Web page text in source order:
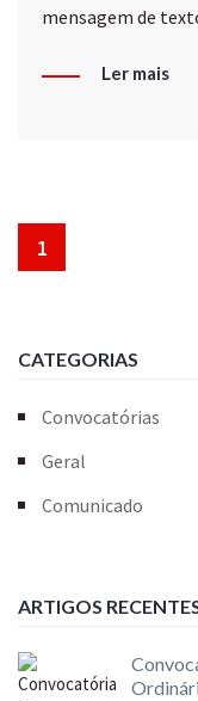
mensagem de
Ler mais
1
CATEGORIAS
Convocatórias
Geral
Comunicado
ARTIGOS